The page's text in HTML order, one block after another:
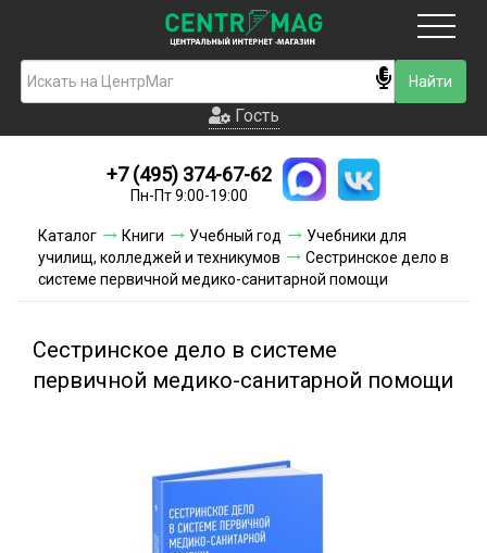
Гость
Новинки
Условия доставки
Условия оплаты
Гость
+7 (495) 374-67-62
Пн-Пт 9:00-19:00
Каталог Книги Учебный год
Учебники для
училищ, колледжей и техникумов
Сестринское дело в
системе первичной медико-санитарной помощи
Сестринское дело в системе
первичной медико-санитарной помощи